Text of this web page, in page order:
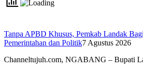
Tanpa APBD Khusus, Pemkab Landak
Pemerintahan dan Politik7 Agustus 2026
Channeltujuh.com, NGABANG – Bupati